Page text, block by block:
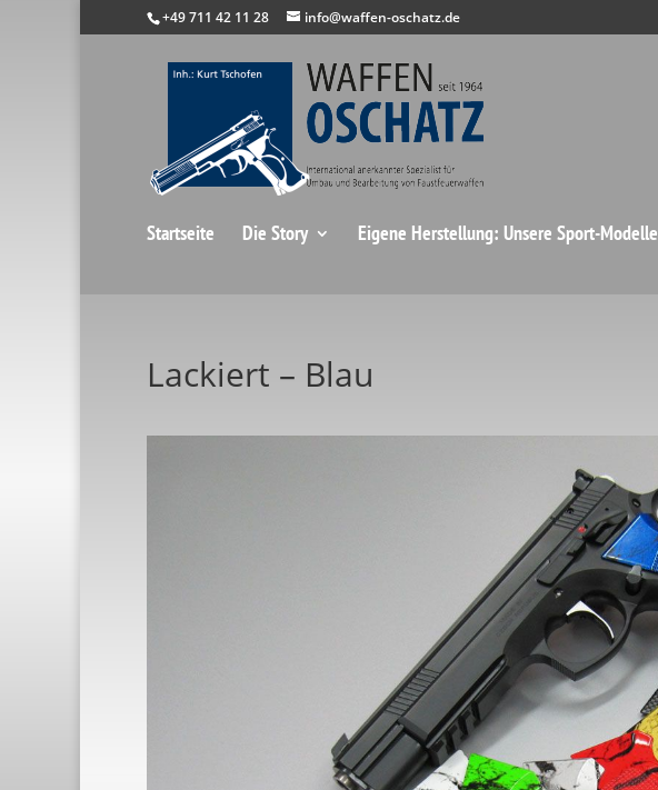
+49 711 42 11 28 info@waffen-oschatz.de
Startseite Die Story Eigene Herstellung: Unsere Sport-Modelle
Lackiert – Blau